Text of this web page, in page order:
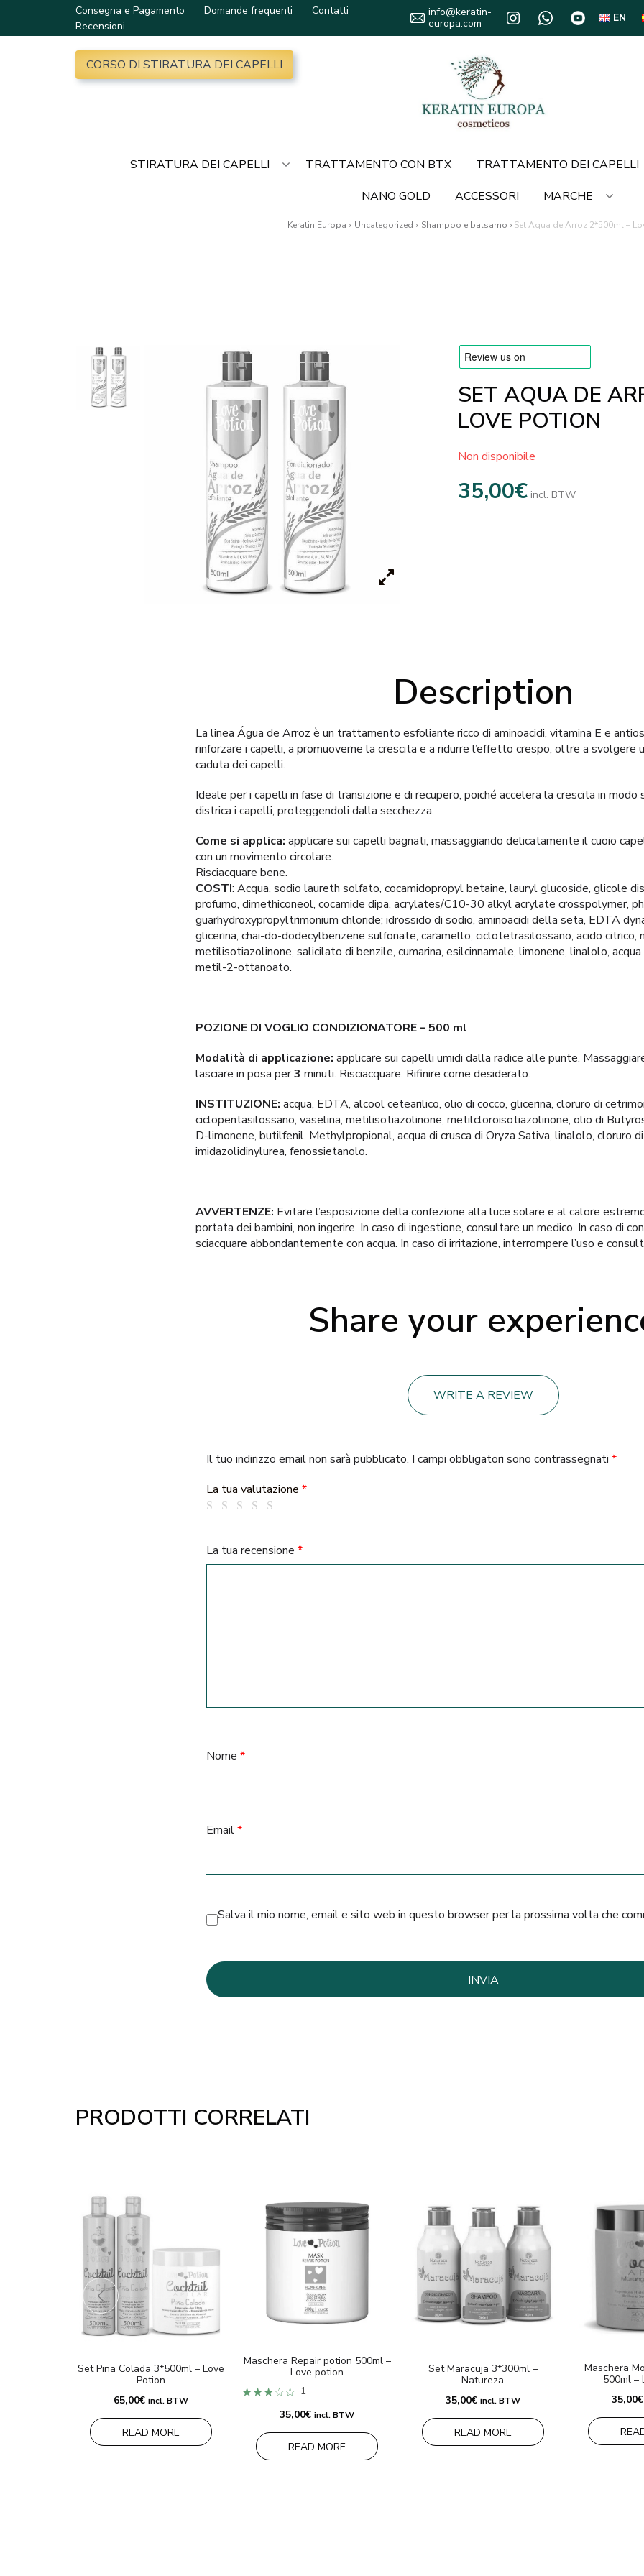
Consegna e Pagamento Domande frequenti
Contatti
Recensioni
info@keratin-
europa.com
EN
CORSO DI STIRATURA DEI CAPELLI
STIRATURA DEI CAPELLI TRATTAMENTO CON BTX
TRATTAMENTO DEI CAPELLI
NANO GOLD
ACCESSORI MARCHE
Keratin Europa › Uncategorized › Shampoo e balsamo › Set Aqua de Arroz 2*500ml –
SET AQUA DE
LOVE POTION
Non disponibile
35,00€ incl. BTW
Description
La linea Água de Arroz è un trattamento esfoliante ricco di aminoacidi, vitamina E e
rinforzare i capelli, a promuoverne la crescita e a ridurre l’effetto crespo, oltre a svolgere
caduta dei capelli.
Ideale per i capelli in fase di transizione e di recupero, poiché accelera la crescita in modo
districa i capelli, proteggendoli dalla secchezza.
Come si applica: applicare sui capelli bagnati, massaggiando delicatamente il cuoio
con un movimento circolare.
Risciacquare bene.
COSTI: Acqua, sodio laureth solfato, cocamidopropyl betaine, lauryl glucoside, glicole
profumo, dimethiconeol, cocamide dipa, acrylates/C10-30 alkyl acrylate crosspolymer,
guarhydroxypropyltrimonium chloride; idrossido di sodio, aminoacidi della seta, EDTA
glicerina, chai-do-dodecylbenzene sulfonate, caramello, ciclotetrasilossano, acido
metilisotiazolinone, salicilato di benzile, cumarina, esilcinnamale, limonene, linalolo, acqua
metil-2-ottanoato.
POZIONE DI VOGLIO CONDIZIONATORE– 500 ml
Modalità di applicazione: applicare sui capelli umidi dalla radice alle punte.
lasciare in posa per3 minuti. Risciacquare. Rifinire come desiderato.
INSTITUZIONE: acqua, EDTA, alcool cetearilico, olio di cocco, glicerina, cloruro di
ciclopentasilossano, vaselina, metilisotiazolinone, metilcloroisotiazolinone, olio di
D-limonene, butilfenil. Methylpropional, acqua di crusca di Oryza Sativa, linalolo, cloruro
imidazolidinylurea, fenossietanolo.
AVVERTENZE: Evitare l’esposizione della confezione alla luce solare e al calore
portata dei bambini, non ingerire. In caso di ingestione, consultare un medico. In caso di
sciacquare abbondantemente con acqua. In caso di irritazione, interrompere l’uso e
Share your
WRITE A REVIEW
Il tuo indirizzo email non sarà pubblicato. I campi obbligatori sono contrassegnati *
La tua valutazione *
La tua recensione *
Nome *
Email*
Salva il mio nome, email e sito web in questo browser per la prossima volta che
PRODOTTI CORRELATI
Set Pina Colada 3*500ml – Love
Potion
65,00€ incl. BTW
READ MORE
Maschera Repair potion 500ml –
Love potion
★★★☆☆ 1
35,00€ incl. BTW
READ MORE
Set Maracuja 3*300ml –
Natureza
35,00€ incl. BTW
READ MORE
Maschera
500ml –
35,00€